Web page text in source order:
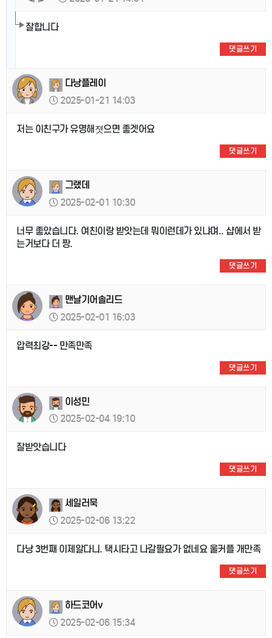
잘합니다
댓글쓰기
다낭플레이
2025-01-21 14:03
저는 이친구가 유명해졋으면 좋겟어요
댓글쓰기
그랬데
2025-02-01 10:30
너무 좋았습니다. 여친이랑 받앗는데 뭐이런데가 있냐며.. 샵에서 받
는거보다 더 짱.
댓글쓰기
맨날기어솔리드
2025-02-01 16:03
압력최강-- 만족만족
댓글쓰기
이성민
2025-02-04 19:10
잘받앗습니다
댓글쓰기
세일러묵
2025-02-06 13:22
다낭 3번째 이제알다니. 택시타고 나갈필요가 없네요 울커플 개만족
댓글쓰기
하드코어v
2025-02-06 15:34